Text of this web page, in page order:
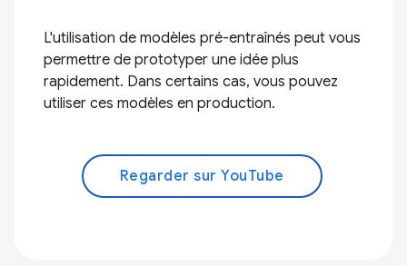
L'utilisation de modèles pré-entraînés peut vous
permettre de prototyper une idée plus
rapidement. Dans certains cas, vous pouvez
utiliser ces modèles en production.
Regarder sur YouTube